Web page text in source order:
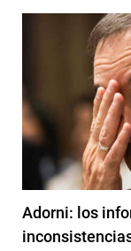
Adorni: los